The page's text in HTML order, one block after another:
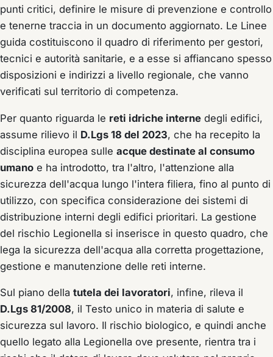
punti critici, definire le misure di prevenzione e controllo
e tenerne traccia in un documento aggiornato. Le Linee
guida costituiscono il quadro di riferimento per gestori,
tecnici e autorità sanitarie, e a esse si affiancano spesso
disposizioni e indirizzi a livello regionale, che vanno
verificati sul territorio di competenza.
Per quanto riguarda le reti idriche interne degli edifici,
assume rilievo il D.Lgs 18 del 2023, che ha recepito la
disciplina europea sulle acque destinate al consumo
umano e ha introdotto, tra l'altro, l'attenzione alla
sicurezza dell'acqua lungo l'intera filiera, fino al punto di
utilizzo, con specifica considerazione dei sistemi di
distribuzione interni degli edifici prioritari. La gestione
del rischio Legionella si inserisce in questo quadro, che
lega la sicurezza dell'acqua alla corretta progettazione,
gestione e manutenzione delle reti interne.
Sul piano della tutela dei lavoratori, infine, rileva il
D.Lgs 81/2008, il Testo unico in materia di salute e
sicurezza sul lavoro. Il rischio biologico, e quindi anche
quello legato alla Legionella ove presente, rientra tra i